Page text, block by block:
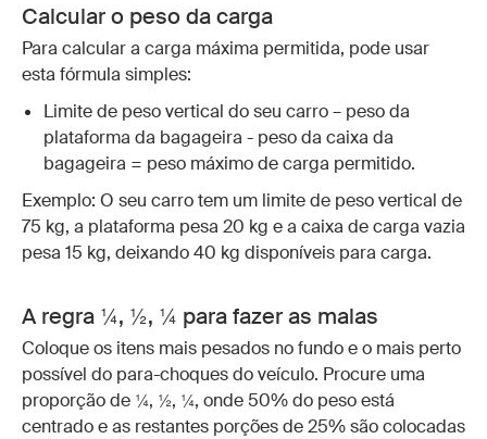
Calcular o peso da carga
Para calcular a carga máxima permitida, pode usar
esta fórmula simples:
Limite de peso vertical do seu carro – peso da
plataforma da bagageira - peso da caixa da
bagageira = peso máximo de carga permitido.
Exemplo: O seu carro tem um limite de peso vertical de
75 kg, a plataforma pesa 20 kg e a caixa de carga vazia
pesa 15 kg, deixando 40 kg disponíveis para carga.
A regra ¼, ½, ¼ para fazer as malas
Coloque os itens mais pesados no fundo e o mais perto
possível do para-choques do veículo. Procure uma
proporção de ¼, ½, ¼, onde 50% do peso está
centrado e as restantes porções de 25% são colocadas